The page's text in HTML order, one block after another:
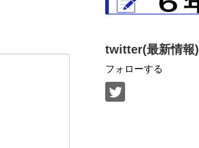
twitter(最新情報)
フォローする